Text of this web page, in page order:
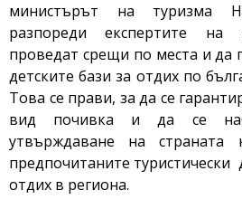
министърът на туризма
разпореди експертите на
проведат срещи по места и да
детските бази за отдих по
Това се прави, за да се
вид почивка и да се
утвърждаване на
предпочитаните туристически
отдих в региона.